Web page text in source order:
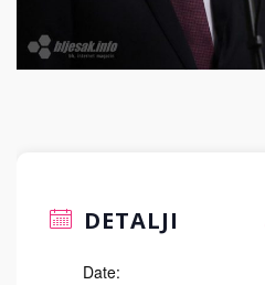
DETALJI
Date: